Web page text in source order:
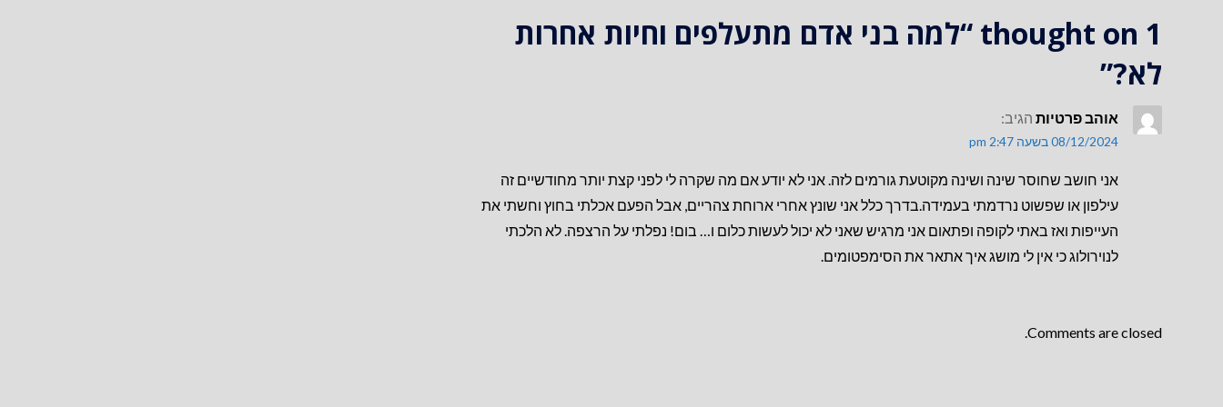
1 thought on
“למה בני אדם מתעלפים וחיות אחרות
לא?”
אוהב פרטיות הגיב:
08/12/2024 בשעה 2:47 pm
אני חושב שחוסר שינה ושינה מקוטעת גורמים לזה. אני לא יודע אם מה שקרה לי לפני קצת יותר מחודשיים זה
עילפון או שפשוט נרדמתי בעמידה.בדרך כלל אני שונץ אחרי ארוחת צהריים, אבל הפעם אכלתי בחוץ וחשתי את
העייפות ואז באתי לקופה ופתאום אני מרגיש שאני לא יכול לעשות כלום ו… בום! נפלתי על הרצפה. לא הלכתי
לנוירולוג כי אין לי מושג איך אתאר את הסימפטומים.
Comments are closed.